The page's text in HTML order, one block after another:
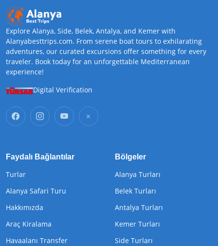
Explore Alanya, Side, Belek, Antalya, and Kemer with
Alanyabesttrips.com. From serene boat tours to exhilarating
adventures, our curated excursions offer something for every
traveler. Book today for an unforgettable Mediterranean
experience!
Digital Verification
Faydalı Bağlantılar
Turlar
Alanya Safari Turu
Hakkımızda
Araç Kiralama
Havaalanı Transfer
Bölgeler
Alanya Turları
Belek Turları
Antalya Turları
Kemer Turları
Side Turları